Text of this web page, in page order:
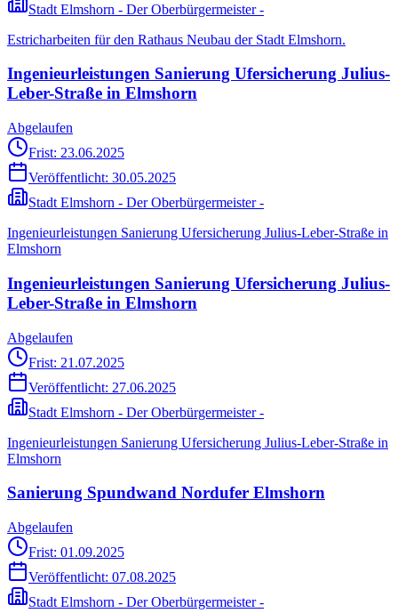
Stadt Elmshorn - Der Oberbürgermeister -
Estricharbeiten für den Rathaus Neubau der Stadt Elmshorn.
Ingenieurleistungen Sanierung Ufersicherung Julius-
Leber-Straße in Elmshorn
Abgelaufen
Frist: 23.06.2025
Veröffentlicht: 30.05.2025
Stadt Elmshorn - Der Oberbürgermeister -
Ingenieurleistungen Sanierung Ufersicherung Julius-Leber-Straße in
Elmshorn
Ingenieurleistungen Sanierung Ufersicherung Julius-
Leber-Straße in Elmshorn
Abgelaufen
Frist: 21.07.2025
Veröffentlicht: 27.06.2025
Stadt Elmshorn - Der Oberbürgermeister -
Ingenieurleistungen Sanierung Ufersicherung Julius-Leber-Straße in
Elmshorn
Sanierung Spundwand Nordufer Elmshorn
Abgelaufen
Frist: 01.09.2025
Veröffentlicht: 07.08.2025
Stadt Elmshorn - Der Oberbürgermeister -